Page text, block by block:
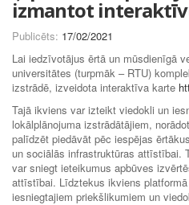
izmantot
Publicēts: 17/02/2021
Lai iedzīvotājus ērtā un mūsdienīgā
universitātes (turpmāk – RTU)
izstrādē, izveidota interaktīva karte
Tajā ikviens var izteikt viedokli un
lokālplānojuma izstrādātājiem,
palīdzēt piedāvāt pēc iespējas
un sociālās infrastruktūras attīstībai.
var sniegt ieteikumus apbūves
attīstībai. Līdztekus ikviens
iesniegtajiem priekšlikumiem un